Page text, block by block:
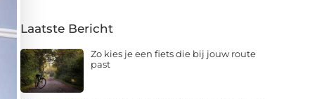
Laatste Bericht
Zo kies je een fiets die bij jouw route
past